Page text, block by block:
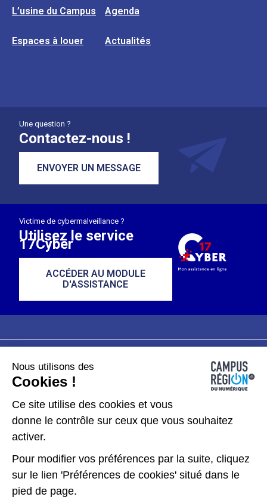
L’usine du Campus Agenda
Espaces à louer Actualités
Une question ?
Contactez-nous !
ENVOYER UN MESSAGE
Victime de cybermalveillance ?
Utilisez le service
17Cyber
ACCÉDER AU MODULE
D'ASSISTANCE
Plan du site
Données personnelles
Gérer les cookies
Kit de communication
Accessibilité : partiellement conforme
Nous utilisons des
Cookies !
Ce site utilise des cookies et vous
donne le contrôle sur ceux que vous souhaitez
activer.
Pour modifier vos préférences par la suite, cliquez
sur le lien 'Préférences de cookies' situé dans le
pied de page.